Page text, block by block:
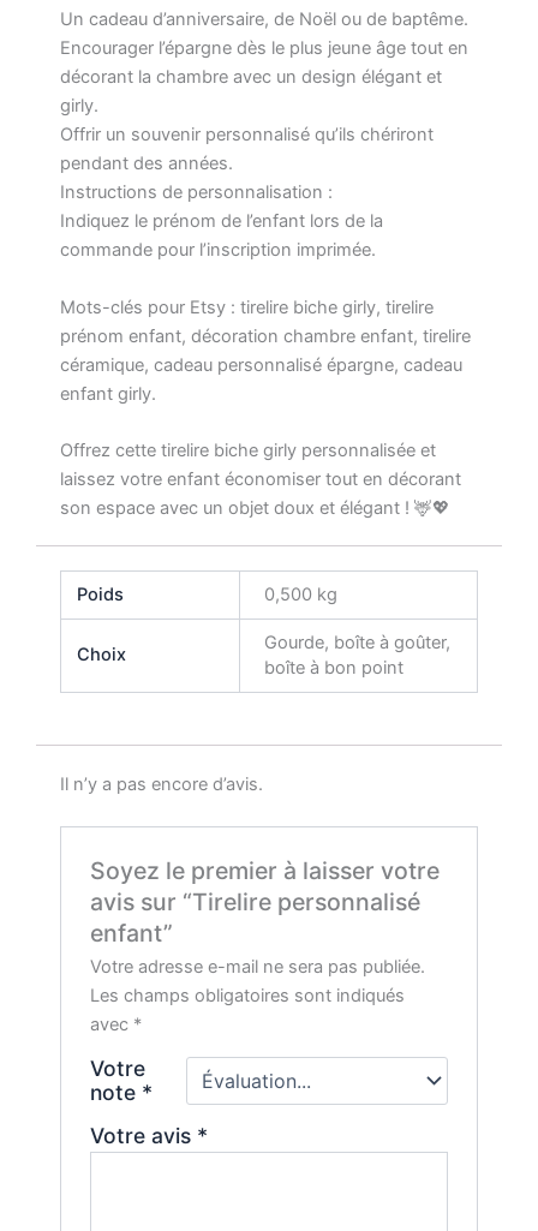
Un cadeau d’anniversaire, de Noël ou de baptême.
Encourager l’épargne dès le plus jeune âge tout en
décorant la chambre avec un design élégant et
girly.
Offrir un souvenir personnalisé qu’ils chériront
pendant des années.
Instructions de personnalisation :
Indiquez le prénom de l’enfant lors de la
commande pour l’inscription imprimée.
Mots-clés pour Etsy : tirelire biche girly, tirelire
prénom enfant, décoration chambre enfant, tirelire
céramique, cadeau personnalisé épargne, cadeau
enfant girly.
Offrez cette tirelire biche girly personnalisée et
laissez votre enfant économiser tout en décorant
son espace avec un objet doux et élégant ! 🦌💖
Poids 0,500 kg
Choix
Gourde, boîte à goûter,
boîte à bon point
Il n’y a pas encore d’avis.
Soyez le premier à laisser votre
avis sur “Tirelire personnalisé
enfant”
Votre adresse e-mail ne sera pas publiée.
Les champs obligatoires sont indiqués
avec *
Votre
note *
Votre avis *